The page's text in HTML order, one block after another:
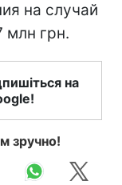
на случай
млн грн.
на
зручно!